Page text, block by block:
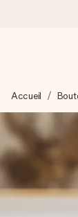
Nous
4,8 (sur
Accueil